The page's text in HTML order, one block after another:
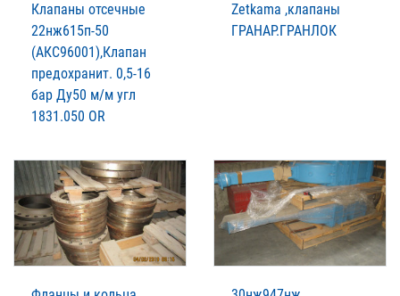
Клапаны отсечные
22нж615п-50
(АКС96001),Клапан
предохранит. 0,5-16
бар Ду50 м/м угл
1831.050 OR
Zetkama ,клапаны
ГРАНАР.ГРАНЛОК